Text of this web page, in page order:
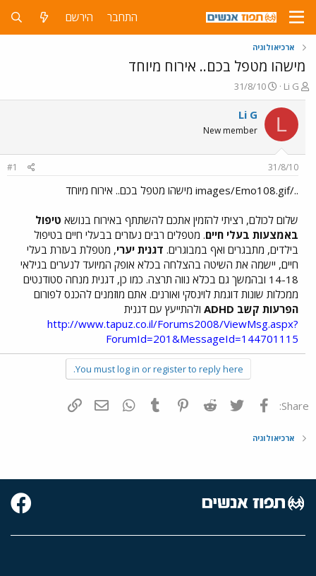
התחבר הירשם
ארכיאולוגיה
מישהו מטפל בכם.. אירוח מיוחד
פ
ו
ת
ח
ה
ו
ש
Li G
פ
ו
ס
ם
ר
31/8/10
L
Li G
New member
31/8/10
#1
../images/Emo108.gif מישהו מטפל בכם.. אירוח מיוחד
שלום לכולם, רציתי להזמין אתכם להשתתף באירוח בנושא טיפול
באמצעות בעלי חיים. מטפלים רבים נעזרים בבעלי חיים בטיפול
בילדים, מתבגרים ואף במבוגרים. דגנית יערי, מטפלת בעזרת בעלי
חיים, יישמה את השיטה בהצלחה בכלא אופק המיועד לנערים בגילאי
14-18 ובהמשך גם בכלא נווה תרצה. כמו כן, דגנית מנחה סטודנטים
ממכלות שונות דוגמת לוינסקי ואורנים. אתם מוזמנים להכנס לפורום
הפרעות קשב ADHD
ולהתייעץ עם דגנית
http://www.tapuz.co.il/Forums2008/ViewMsg.aspx?
ForumId=201&MessageId=144701115
You must log in or register to reply here.
Share: פייסבוק Twitter
Reddit
Pinterest
Tumblr
WhatsAppדואר אלקטרוני
ארכיאולוגיה